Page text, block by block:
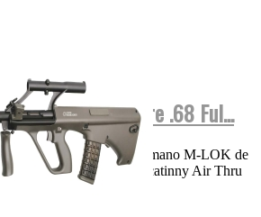
Negra Valken Calibre .68 Ful...
y detalles Protector de mano M-LOK de
8.25 pulgadas con riel Picatinny Air Thru